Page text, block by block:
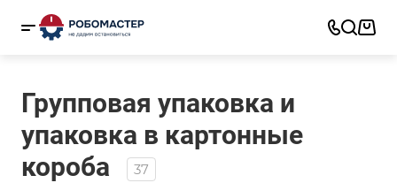
Групповая упаковка и
упаковка в картонные
короба
37